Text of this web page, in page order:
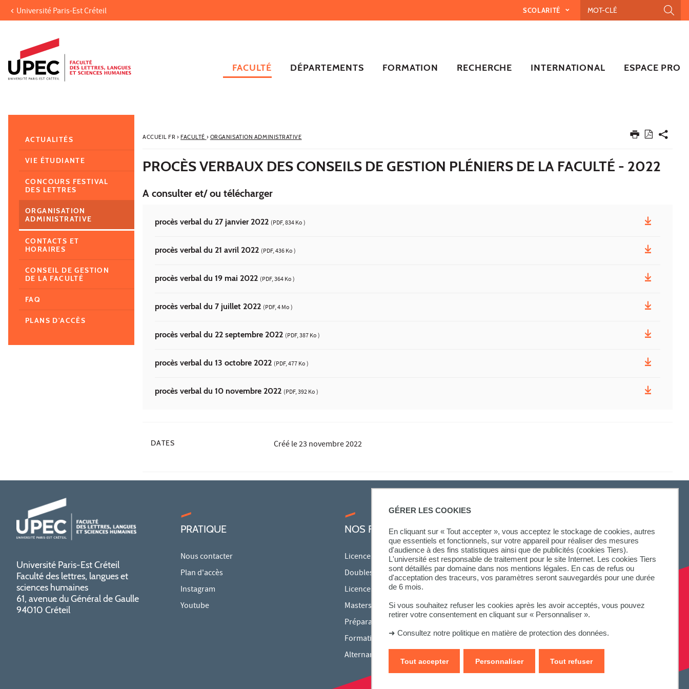
GÉRER LES COOKIES
En cliquant sur « Tout accepter », vous acceptez le stockage de cookies, autres
que essentiels et fonctionnels, sur votre appareil pour réaliser des mesures
d'audience à des fins statistiques ainsi que de publicités (cookies Tiers).
L'université est responsable de traitement pour le site Internet. Les cookies Tiers
sont détaillés par domaine dans nos mentions légales. En cas de refus ou
d'acceptation des traceurs, vos paramètres seront sauvegardés pour une durée
de 6 mois.
Si vous souhaitez refuser les cookies après les avoir acceptés, vous pouvez
retirer votre consentement en cliquant sur « Personnaliser ».
➜ Consultez notre politique en matière de protection des données.
Tout accepter Tout refuser
Personnaliser
Aller au contenu
Accès directs
Recherche
Navigation secondaire
Université Paris-Est Créteil SCOLARITÉ
FACULTÉ DÉPARTEMENTS FORMATION RECHERCHE INTERNATIONAL ESPACE PRO
ACCUEIL FR› FACULTÉ › ORGANISATION ADMINISTRATIVE
PROCÈS VERBAUX DES CONSEILS DE GESTION PLÉNIERS DE LA FACULTÉ - 2022
A consulter et/ ou télécharger
procès verbal du 27 janvier 2022 (PDF, 834 Ko )
procès verbal du 21 avril 2022 (PDF, 436 Ko )
procès verbal du 19 mai 2022 (PDF, 364 Ko )
procès verbal du 7 juillet 2022 (PDF, 4 Mo )
procès verbal du 22 septembre 2022 (PDF, 387 Ko )
procès verbal du 13 octobre 2022 (PDF, 477 Ko )
procès verbal du 10 novembre 2022 (PDF, 392 Ko )
DATES Créé le23 novembre 2022
ACTUALITÉS
VIE ÉTUDIANTE
CONCOURS FESTIVAL
DES LETTRES
ORGANISATION
ADMINISTRATIVE
CONTACTS ET
HORAIRES
CONSEIL DE GESTION
DE LA FACULTÉ
FAQ
PLANS D'ACCÈS
Université Paris-Est Créteil
Faculté des lettres, langues et
sciences humaines
61, avenue du Général de Gaulle
94010 Créteil
PRATIQUE
Nous contacter
Plan d'accès
Instagram
Youtube
NOS FORMATIONS
Licences
Doubles licences
Licences pro
Masters
Préparations aux concours
Formation continue
Alternance